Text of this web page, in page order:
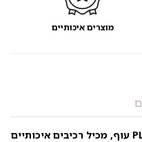
פלטינום PLATINUM עוף, מכיל רכיבים איכותיים
מוצרים איכותיים